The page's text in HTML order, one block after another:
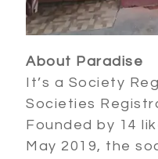
About Paradise
It’s a Society
Societies
Founded by 14
May 2019, the